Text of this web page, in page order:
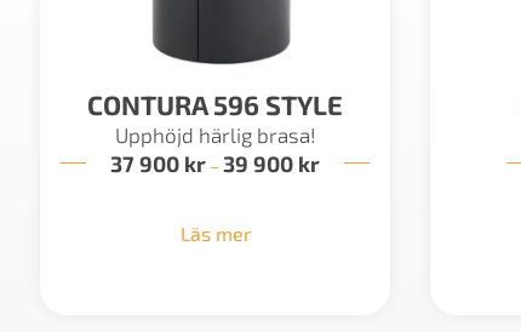
CONTURA 596 STYLE
Upphöjd härlig brasa!
37 900 kr – 39 900 krPrisintervall:
Läs mer